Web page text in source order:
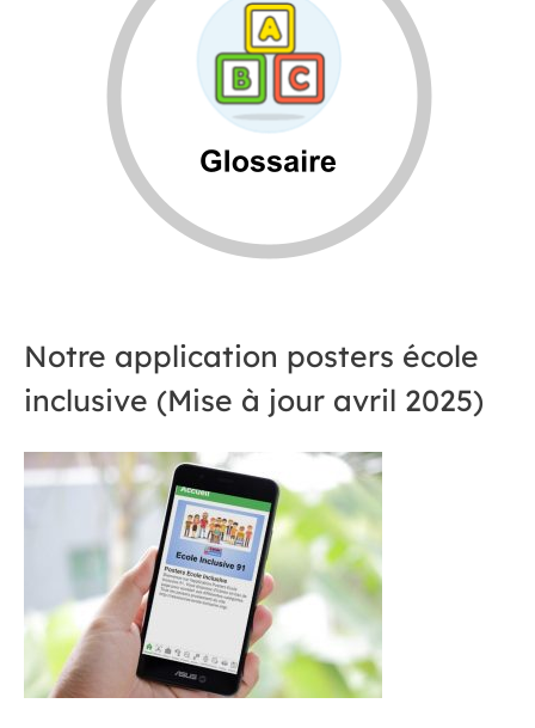
Notre application posters école
inclusive (Mise à jour avril 2025)